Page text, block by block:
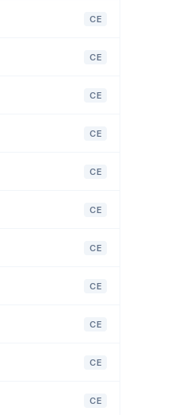
CE
CE
CE
CE
CE
CE
CE
CE
CE
CE
CE